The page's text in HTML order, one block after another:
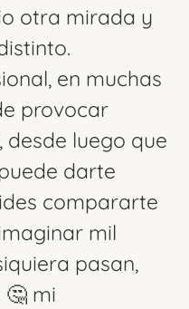
otra mirada y
en muchas
provocar
luego que
darte
compararte
mil
pasan,
mi